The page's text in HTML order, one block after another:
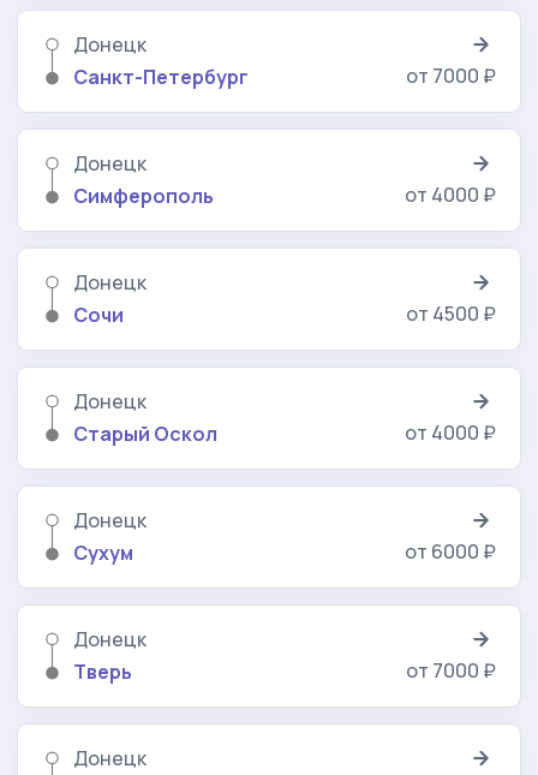
Донецк
Санкт-Петербург
от 7000 ₽
Донецк
Симферополь
от 4000 ₽
Донецк
Сочи
от 4500 ₽
Донецк
Старый Оскол
от 4000 ₽
Донецк
Сухум
от 6000 ₽
Донецк
Тверь
от 7000 ₽
Донецк